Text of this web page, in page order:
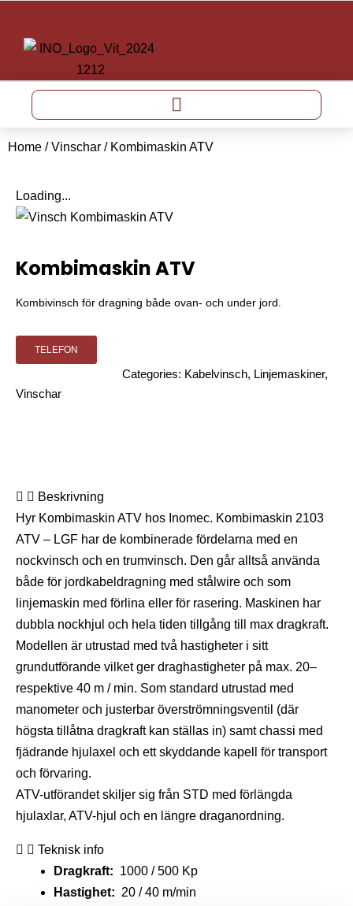
Home /Vinschar / Kombimaskin ATV
Loading...
Kombimaskin ATV
Kombivinsch för dragning både ovan- och under jord.
TELEFON
Categories: Kabelvinsch, Linjemaskiner,
Vinschar
Beskrivning
Hyr Kombimaskin ATV hos Inomec. Kombimaskin 2103
ATV – LGF har de kombinerade fördelarna med en
nockvinsch och en trumvinsch. Den går alltså använda
både för jordkabeldragning med stålwire och som
linjemaskin med förlina eller för rasering. Maskinen har
dubbla nockhjul och hela tiden tillgång till max dragkraft.
Modellen är utrustad med två hastigheter i sitt
grundutförande vilket ger draghastigheter på max. 20–
respektive 40 m / min. Som standard utrustad med
manometer och justerbar överströmningsventil (där
högsta tillåtna dragkraft kan ställas in) samt chassi med
fjädrande hjulaxel och ett skyddande kapell för transport
och förvaring.
ATV-utförandet skiljer sig från STD med förlängda
hjulaxlar, ATV-hjul och en längre draganordning.
Teknisk info
Dragkraft: 1000 / 500 Kp
Hastighet: 20 / 40 m/min